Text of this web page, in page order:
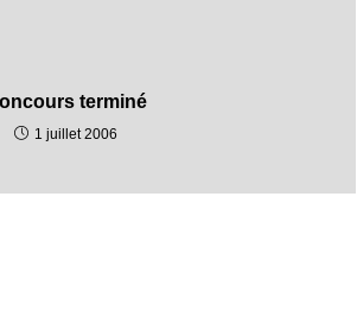
terminé
1 juillet 2006